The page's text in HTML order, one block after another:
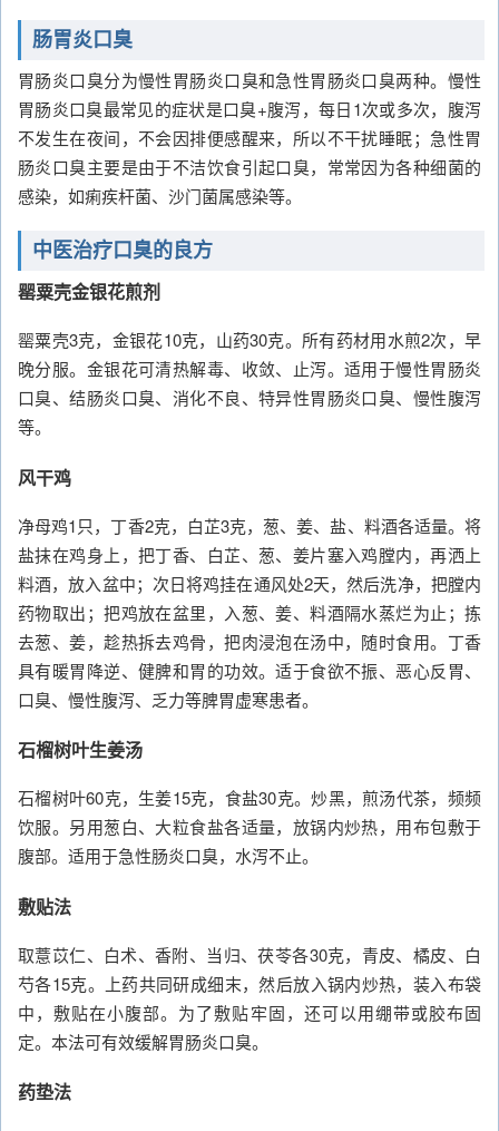
肠胃炎口臭
胃肠炎口臭分为慢性胃肠炎口臭和急性胃肠炎口臭两种。慢性
胃肠炎口臭最常见的症状是口臭+腹泻，每日1次或多次，腹泻
不发生在夜间，不会因排便感醒来，所以不干扰睡眠；急性胃
肠炎口臭主要是由于不洁饮食引起口臭，常常因为各种细菌的
感染，如痢疾杆菌、沙门菌属感染等。
中医治疗口臭的良方
罂粟壳金银花煎剂
罂粟壳3克，金银花10克，山药30克。所有药材用水煎2次，早
晚分服。金银花可清热解毒、收敛、止泻。适用于慢性胃肠炎
口臭、结肠炎口臭、消化不良、特异性胃肠炎口臭、慢性腹泻
等。
风干鸡
净母鸡1只，丁香2克，白芷3克，葱、姜、盐、料酒各适量。将
盐抹在鸡身上，把丁香、白芷、葱、姜片塞入鸡膛内，再洒上
料酒，放入盆中；次日将鸡挂在通风处2天，然后洗净，把膛内
药物取出；把鸡放在盆里，入葱、姜、料酒隔水蒸烂为止；拣
去葱、姜，趁热拆去鸡骨，把肉浸泡在汤中，随时食用。丁香
具有暖胃降逆、健脾和胃的功效。适于食欲不振、恶心反胃、
口臭、慢性腹泻、乏力等脾胃虚寒患者。
石榴树叶生姜汤
石榴树叶60克，生姜15克，食盐30克。炒黑，煎汤代茶，频频
饮服。另用葱白、大粒食盐各适量，放锅内炒热，用布包敷于
腹部。适用于急性肠炎口臭，水泻不止。
敷贴法
取薏苡仁、白术、香附、当归、茯苓各30克，青皮、橘皮、白
芍各15克。上药共同研成细末，然后放入锅内炒热，装入布袋
中，敷贴在小腹部。为了敷贴牢固，还可以用绷带或胶布固
定。本法可有效缓解胃肠炎口臭。
药垫法